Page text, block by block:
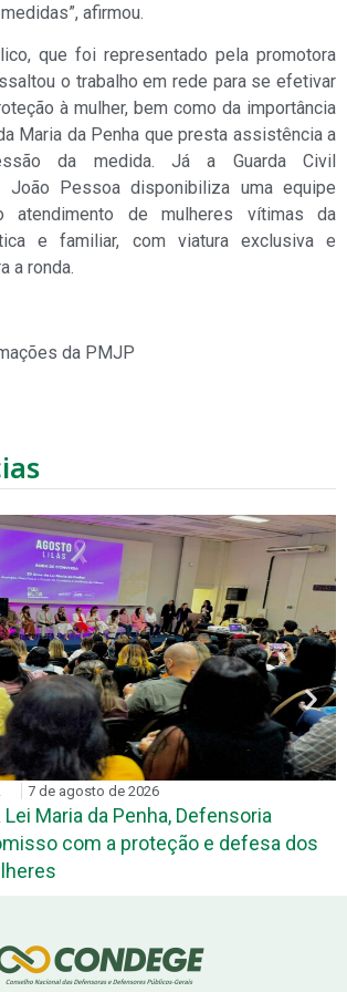
afirmou.
que foi representado pela promotora
o trabalho em rede para se efetivar
à mulher, bem como da importância
Maria da Penha que presta assistência a
da medida. Já a Guarda Civil
João Pessoa disponibiliza uma equipe
atendimento de mulheres vítimas da
e familiar, com viatura exclusiva e
a ronda.
da PMJP
7 de agosto de 2026
Maria da Penha, Defensoria
com a proteção e defesa dos